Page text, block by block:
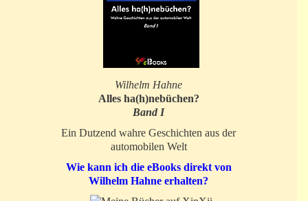
Wilhelm Hahne
Alles ha(h)nebüchen?
Band I
Ein Dutzend wahre Geschichten aus der
automobilen Welt
Wie kann ich die eBooks direkt von
Wilhelm Hahne erhalten?